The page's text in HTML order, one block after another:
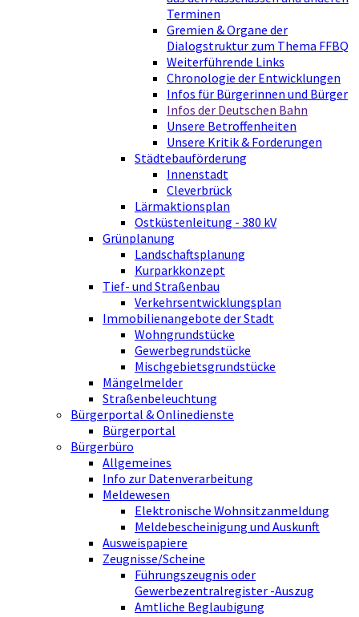
Terminen
Gremien & Organe der
Dialogstruktur zum Thema FFBQ
Weiterführende Links
Chronologie der Entwicklungen
Infos für Bürgerinnen und Bürger
Infos der Deutschen Bahn
Unsere Betroffenheiten
Unsere Kritik & Forderungen
Städtebauförderung
Innenstadt
Cleverbrück
Lärmaktionsplan
Ostküstenleitung - 380 kV
Grünplanung
Landschaftsplanung
Kurparkkonzept
Tief- und Straßenbau
Verkehrsentwicklungsplan
Immobilienangebote der Stadt
Wohngrundstücke
Gewerbegrundstücke
Mischgebietsgrundstücke
Mängelmelder
Straßenbeleuchtung
Bürgerportal & Onlinedienste
Bürgerportal
Bürgerbüro
Allgemeines
Info zur Datenverarbeitung
Meldewesen
Elektronische Wohnsitzanmeldung
Meldebescheinigung und Auskunft
Ausweispapiere
Zeugnisse/Scheine
Führungszeugnis oder
Gewerbezentralregister -Auszug
Amtliche Beglaubigung